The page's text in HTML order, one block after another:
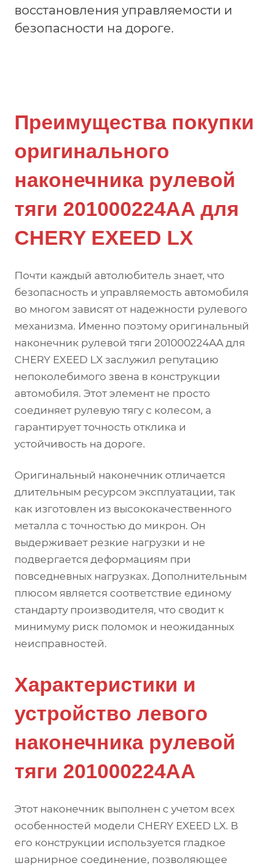
восстановления управляемости и
безопасности на дороге.
Преимущества покупки
оригинального
наконечника рулевой
тяги 201000224AA для
CHERY EXEED LX
Почти каждый автолюбитель знает, что
безопасность и управляемость автомобиля
во многом зависят от надежности рулевого
механизма. Именно поэтому оригинальный
наконечник рулевой тяги 201000224AA для
CHERY EXEED LX заслужил репутацию
непоколебимого звена в конструкции
автомобиля. Этот элемент не просто
соединяет рулевую тягу с колесом, а
гарантирует точность отклика и
устойчивость на дороге.
Оригинальный наконечник отличается
длительным ресурсом эксплуатации, так
как изготовлен из высококачественного
металла с точностью до микрон. Он
выдерживает резкие нагрузки и не
подвергается деформациям при
повседневных нагрузках. Дополнительным
плюсом является соответствие единому
стандарту производителя, что сводит к
минимуму риск поломок и неожиданных
неисправностей.
Характеристики и
устройство левого
наконечника рулевой
тяги 201000224AA
Этот наконечник выполнен с учетом всех
особенностей модели CHERY EXEED LX. В
его конструкции используется гладкое
шарнирное соединение, позволяющее